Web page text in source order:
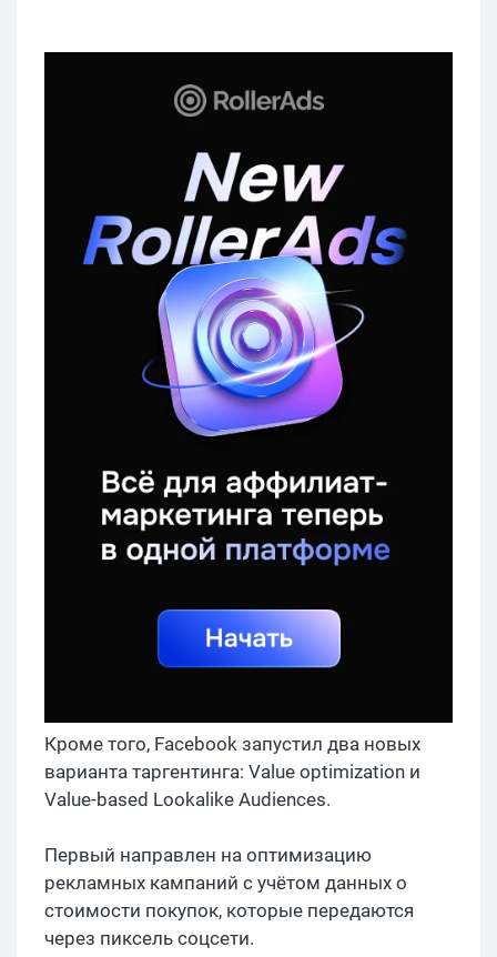
Кроме того, Facebook запустил два новых
варианта таргентинга: Value optimization и
Value-based Lookalike Audiences.
Первый направлен на оптимизацию
рекламных кампаний с учётом данных о
стоимости покупок, которые передаются
через пиксель соцсети.